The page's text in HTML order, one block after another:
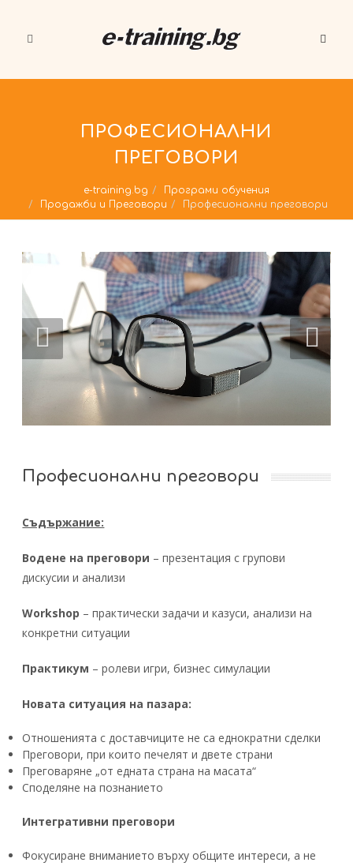
ПРОФЕСИОНАЛНИ
ПРЕГОВОРИ
e-training.bg
Програми обучения
Продажби и Преговори
Професионални преговори
Професионални преговори
Съдържание:
Водене на преговори – презентация с групови
дискусии и анализи
Workshop – практически задачи и казуси, анализи на
конкретни ситуации
Практикум – ролеви игри, бизнес симулации
Новата ситуация на пазара:
Отношенията с доставчиците не са еднократни сделки
Преговори, при които печелят и двете страни
Преговаряне „от едната страна на масата“
Споделяне на познанието
Интегративни преговори
Фокусиране вниманието върху общите интереси, а не